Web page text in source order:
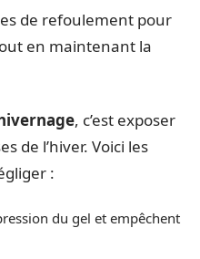
de refoulement pour
en maintenant la
, c’est exposer
de l’hiver. Voici les
:
du gel et empêchent